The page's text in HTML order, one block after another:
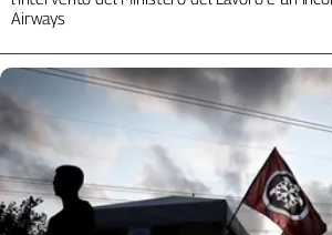
Airways